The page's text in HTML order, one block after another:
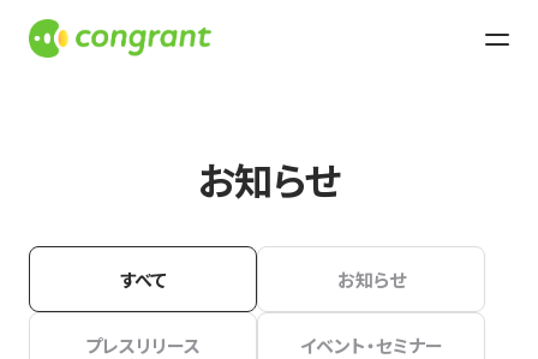
お知らせ
すべて お知らせ
プレスリリース イベント・セミナー